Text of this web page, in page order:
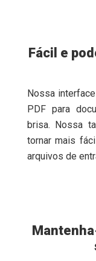
Fácil e
Nossa
PDF para
brisa. Nossa
tornar mais
arquivos de